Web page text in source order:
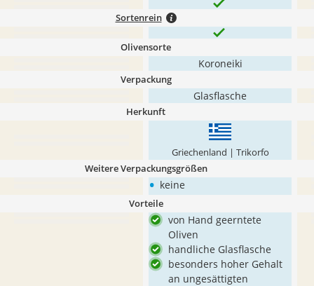
Sortenrein
Olivensorte
Koroneiki
Verpackung
Glasflasche
Herkunft
Griechenland | Trikorfo
Weitere Verpackungsgrößen
• keine
Vorteile
von Hand geerntete
Oliven
handliche Glasflasche
besonders hoher Gehalt
an ungesättigten